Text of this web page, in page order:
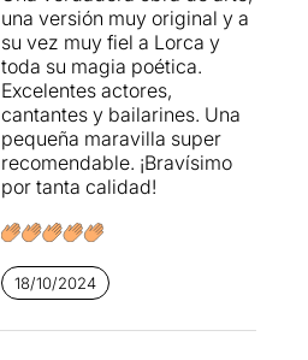
una versión muy original y a
su vez muy fiel a Lorca y
toda su magia poética.
Excelentes actores,
cantantes y bailarines. Una
pequeña maravilla super
recomendable. ¡Bravísimo
por tanta calidad!
18/10/2024